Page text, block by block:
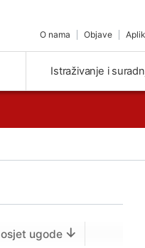
O nama Objave
Istraživanje i
osjet ugode